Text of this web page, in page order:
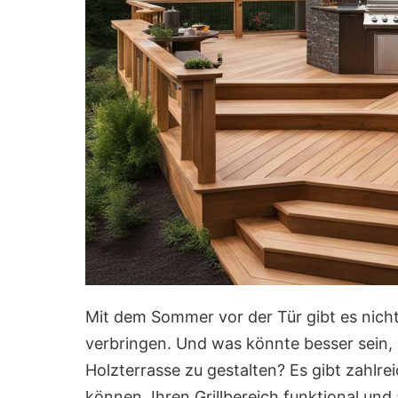
Mit dem Sommer vor der Tür gibt es
verbringen. Und was könnte besser
Holzterrasse zu gestalten? Es gibt